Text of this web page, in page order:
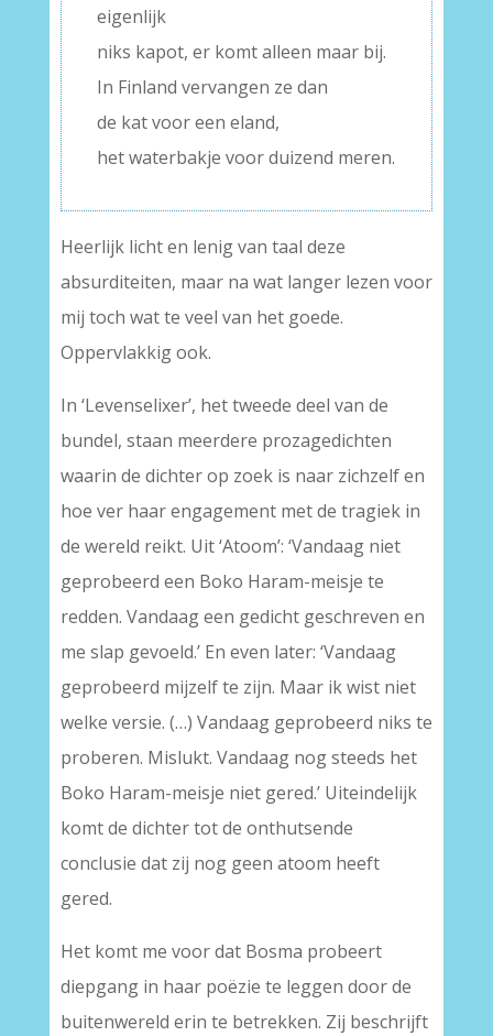
eigenlijk
niks kapot, er komt alleen maar bij.
In Finland vervangen ze dan
de kat voor een eland,
het waterbakje voor duizend meren.
Heerlijk licht en lenig van taal deze
absurditeiten, maar na wat langer lezen voor
mij toch wat te veel van het goede.
Oppervlakkig ook.
In ‘Levenselixer’, het tweede deel van de
bundel, staan meerdere prozagedichten
waarin de dichter op zoek is naar zichzelf en
hoe ver haar engagement met de tragiek in
de wereld reikt. Uit ‘Atoom’: ‘Vandaag niet
geprobeerd een Boko Haram-meisje te
redden. Vandaag een gedicht geschreven en
me slap gevoeld.’ En even later: ‘Vandaag
geprobeerd mijzelf te zijn. Maar ik wist niet
welke versie. (…) Vandaag geprobeerd niks te
proberen. Mislukt. Vandaag nog steeds het
Boko Haram-meisje niet gered.’ Uiteindelijk
komt de dichter tot de onthutsende
conclusie dat zij nog geen atoom heeft
gered.
Het komt me voor dat Bosma probeert
diepgang in haar poëzie te leggen door de
buitenwereld erin te betrekken. Zij beschrijft